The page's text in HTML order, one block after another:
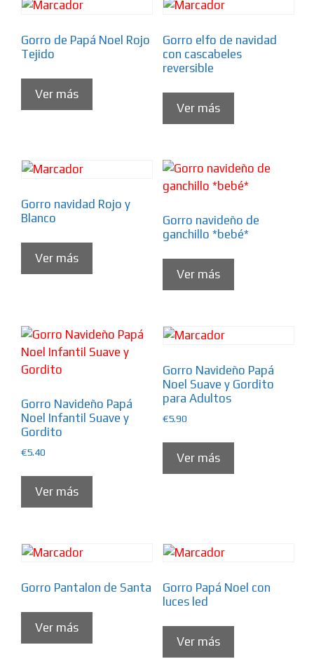
Gorro de Papá Noel Rojo
Tejido
Ver más
Gorro elfo de navidad
con cascabeles
reversible
Ver más
Gorro navidad Rojo y
Blanco
Ver más
Gorro navideño de
ganchillo *bebé*
Ver más
Gorro Navideño Papá
Noel Infantil Suave y
Gordito
€5.40
Ver más
Gorro Navideño Papá
Noel Suave y Gordito
para Adultos
€5.90
Ver más
Gorro Pantalon de Santa
Ver más
Gorro Papá Noel con
luces led
Ver más